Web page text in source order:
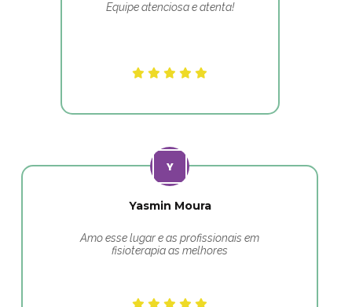
Equipe atenciosa e atenta!
Yasmin Moura
Amo esse lugar e as profissionais em
fisioterapia as melhores